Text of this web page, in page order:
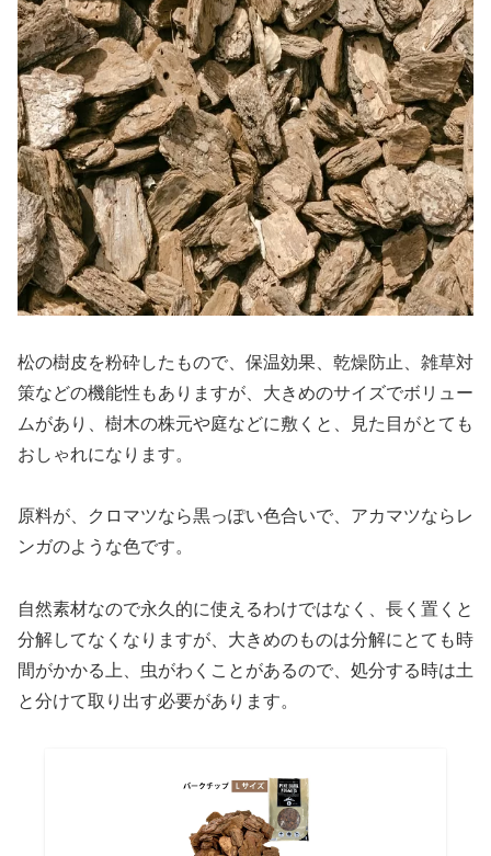
松の樹皮を粉砕したもので、保温効果、乾燥防止、雑草対
策などの機能性もありますが、大きめのサイズでボリュー
ムがあり、樹木の株元や庭などに敷くと、見た目がとても
おしゃれになります。
原料が、クロマツなら黒っぽい色合いで、アカマツならレ
ンガのような色です。
自然素材なので永久的に使えるわけではなく、長く置くと
分解してなくなりますが、大きめのものは分解にとても時
間がかかる上、虫がわくことがあるので、処分する時は土
と分けて取り出す必要があります。